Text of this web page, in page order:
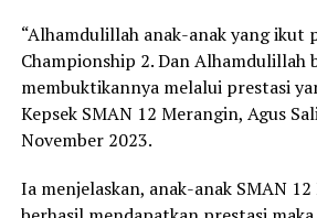
“Alhamdulillah anak-anak yang ikut
Championship 2. Dan Alhamdulillah
membuktikannya melalui prestasi
Kepsek SMAN 12 Merangin, Agus
November 2023.
Ia menjelaskan, anak-anak SMAN